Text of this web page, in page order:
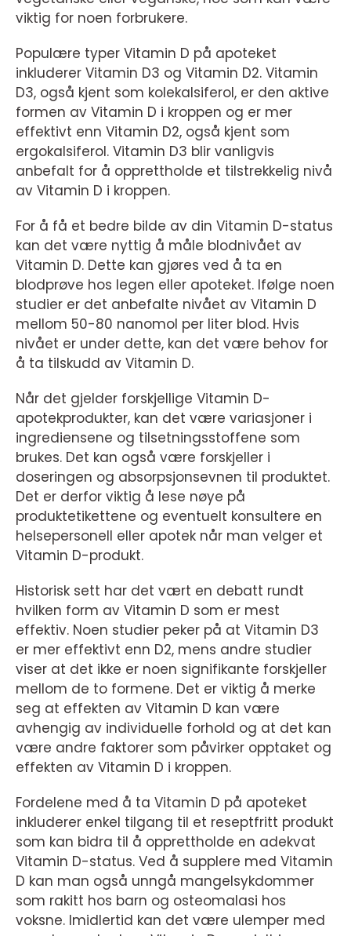
viktig for noen forbrukere.
Populære typer Vitamin D på apoteket
inkluderer Vitamin D3 og Vitamin D2. Vitamin
D3, også kjent som kolekalsiferol, er den aktive
formen av Vitamin D i kroppen og er mer
effektivt enn Vitamin D2, også kjent som
ergokalsiferol. Vitamin D3 blir vanligvis
anbefalt for å opprettholde et tilstrekkelig nivå
av Vitamin D i kroppen.
For å få et bedre bilde av din Vitamin D-status
kan det være nyttig å måle blodnivået av
Vitamin D. Dette kan gjøres ved å ta en
blodprøve hos legen eller apoteket. Ifølge noen
studier er det anbefalte nivået av Vitamin D
mellom 50-80 nanomol per liter blod. Hvis
nivået er under dette, kan det være behov for
å ta tilskudd av Vitamin D.
Når det gjelder forskjellige Vitamin D-
apotekprodukter, kan det være variasjoner i
ingrediensene og tilsetningsstoffene som
brukes. Det kan også være forskjeller i
doseringen og absorpsjonsevnen til produktet.
Det er derfor viktig å lese nøye på
produktetikettene og eventuelt konsultere en
helsepersonell eller apotek når man velger et
Vitamin D-produkt.
Historisk sett har det vært en debatt rundt
hvilken form av Vitamin D som er mest
effektiv. Noen studier peker på at Vitamin D3
er mer effektivt enn D2, mens andre studier
viser at det ikke er noen signifikante forskjeller
mellom de to formene. Det er viktig å merke
seg at effekten av Vitamin D kan være
avhengig av individuelle forhold og at det kan
være andre faktorer som påvirker opptaket og
effekten av Vitamin D i kroppen.
Fordelene med å ta Vitamin D på apoteket
inkluderer enkel tilgang til et reseptfritt produkt
som kan bidra til å opprettholde en adekvat
Vitamin D-status. Ved å supplere med Vitamin
D kan man også unngå mangelsykdommer
som rakitt hos barn og osteomalasi hos
voksne. Imidlertid kan det være ulemper med